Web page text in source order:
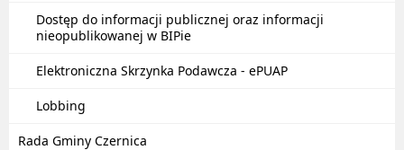
Dostęp do informacji publicznej oraz informacji
nieopublikowanej w BIPie
Elektroniczna Skrzynka Podawcza - ePUAP
Lobbing
Rada Gminy Czernica